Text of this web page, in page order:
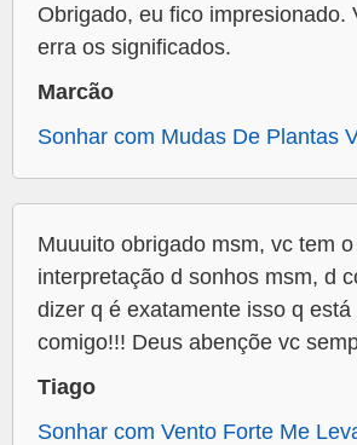
Obrigado, eu fico impresionado.
erra os significados.
Marcão
Sonhar com Mudas De Plantas
Muuuito obrigado msm, vc tem
interpretação d sonhos msm, d
dizer q é exatamente isso q
comigo!!! Deus abençõe vc
Tiago
Sonhar com Vento Forte Me